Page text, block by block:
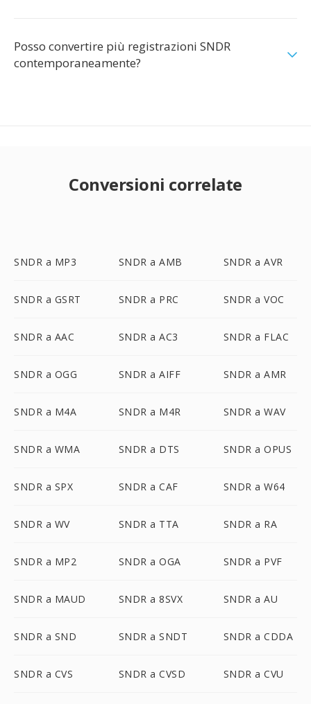
Posso convertire più registrazioni SNDR
contemporaneamente?
Conversioni correlate
SNDR a MP3 SNDR a AMB SNDR a AVR
SNDR a GSRT SNDR a PRC SNDR a VOC
SNDR a AAC SNDR a AC3 SNDR a FLAC
SNDR a OGG SNDR a AIFF SNDR a AMR
SNDR a M4A SNDR a M4R SNDR a WAV
SNDR a WMA SNDR a DTS SNDR a OPUS
SNDR a SPX SNDR a CAF SNDR a W64
SNDR a WV SNDR a TTA SNDR a RA
SNDR a MP2 SNDR a OGA SNDR a PVF
SNDR a MAUD SNDR a 8SVX SNDR a AU
SNDR a SND SNDR a SNDT SNDR a CDDA
SNDR a CVS SNDR a CVSD SNDR a CVU